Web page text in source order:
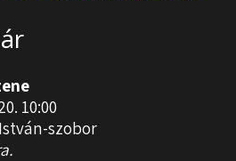
10:00
szobor